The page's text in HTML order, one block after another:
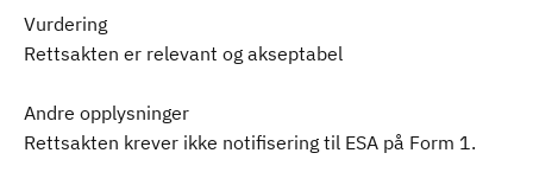
Vurdering
Rettsakten er relevant og akseptabel
Andre opplysninger
Rettsakten krever ikke notifisering til ESA på Form 1.